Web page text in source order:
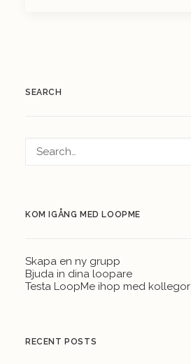
SEARCH
KOM IGÅNG MED LOOPME
Skapa en ny grupp
Bjuda in dina loopare
Testa LoopMe ihop med kollegor
RECENT POSTS